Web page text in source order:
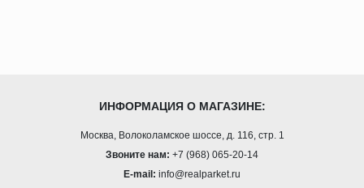
ИНФОРМАЦИЯ О МАГАЗИНЕ:
Москва, Волоколамское шоссе, д. 116, стр. 1
Звоните нам: +7 (968) 065-20-14
E-mail: info@realparket.ru